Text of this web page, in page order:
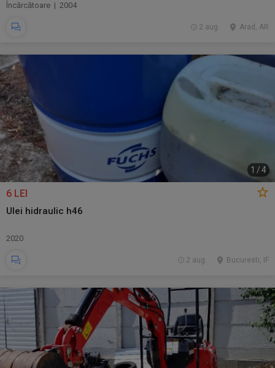
Încărcătoare | 2004
Arad, AR
2 aug.
1 /4
6 LEI
Ulei hidraulic h46
2020
Bucuresti, IF
2 aug.